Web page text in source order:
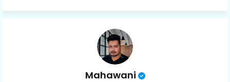
ap
Mahawani